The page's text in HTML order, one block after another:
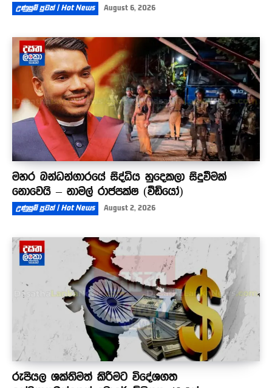
උණුසුම් පුවත් | Hot News August 6, 2026
මහර බන්ධන්ගාරයේ සිද්ධිය හුදෙකලා සිදුවීමක්
නොවෙයි – නාමල් රාජපක්ෂ (වීඩියෝ)
උණුසුම් පුවත් | Hot News August 2, 2026
රුපියල ශක්තිමත් කිරීමට විදේශගත